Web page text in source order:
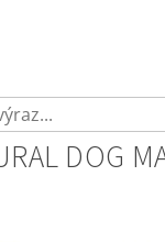
DOG